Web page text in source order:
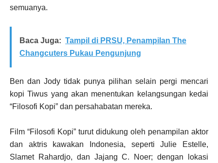
semuanya.
Baca Juga: Tampil di PRSU, Penampilan The
Changcuters Pukau Pengunjung
Ben dan Jody tidak punya pilihan selain pergi mencari
kopi Tiwus yang akan menentukan kelangsungan kedai
“Filosofi Kopi” dan persahabatan mereka.
Film “Filosofi Kopi” turut didukung oleh penampilan aktor
dan aktris kawakan Indonesia, seperti Julie Estelle,
Slamet Rahardjo, dan Jajang C. Noer; dengan lokasi